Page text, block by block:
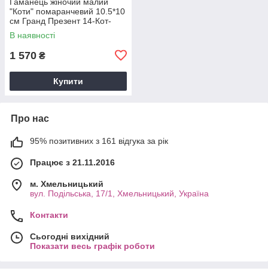
"Коти" помаранчевий 10.5*10
см Гранд Презент 14-Кот-
Пом
В наявності
1 570 ₴
Купити
Про нас
95% позитивних з 161 відгука за рік
Працює з 21.11.2016
м. Хмельницький
вул. Подільська, 17/1, Хмельницький, Україна
Контакти
Сьогодні вихідний
Показати весь графік роботи